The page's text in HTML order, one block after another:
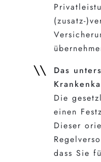
(zusatz-
Das
Die
einen
Dieser
dass Sie